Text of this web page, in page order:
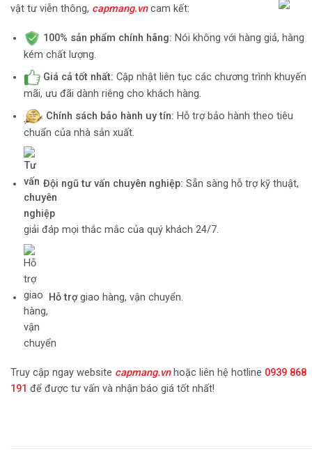
vật tư viễn thông, capmang.vncam kết:
100% sản phẩm chính hãng: Nói không với hàng giả, hàng
kém chất lượng.
Giá cả tốt nhất: Cập nhật liên tục các chương trình khuyến
mãi, ưu đãi dành riêng cho khách hàng.
Chính sách bảo hành uy tín: Hỗ trợ bảo hành theo tiêu
chuẩn của nhà sản xuất.
Đội ngũ tư vấn chuyên nghiệp: Sẵn sàng hỗ trợ kỹ thuật,
giải đáp mọi thắc mắc của quý khách 24/7.
Hỗ trợgiao hàng, vận chuyển.
Truy cập ngay website capmang.vnhoặc liên hệ hotline 0939 868
191 để được tư vấn và nhận báo giá tốt nhất!